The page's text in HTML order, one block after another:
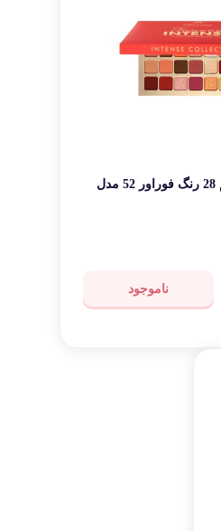
پالت سایه چشم 28 رنگ فوراور 52 مدل
ناموجود